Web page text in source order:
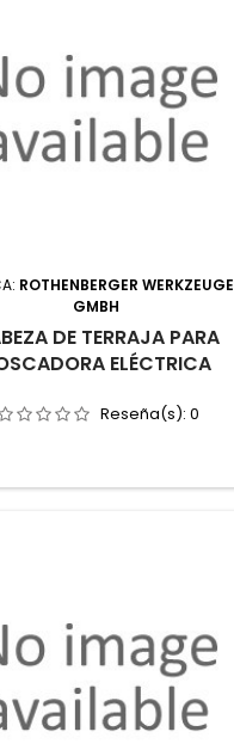
ROTHENBERGER WERKZEUGE
GMBH
DE TERRAJA PARA
ELÉCTRICA
Reseña(s): 0